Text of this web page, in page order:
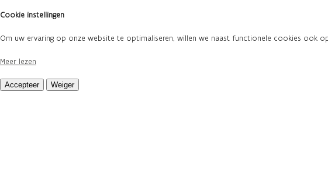
Cookie instellingen
Om uw ervaring op onze website te optimaliseren, willen we naast functionele cookies ook
Meer lezen
Accepteer Weiger